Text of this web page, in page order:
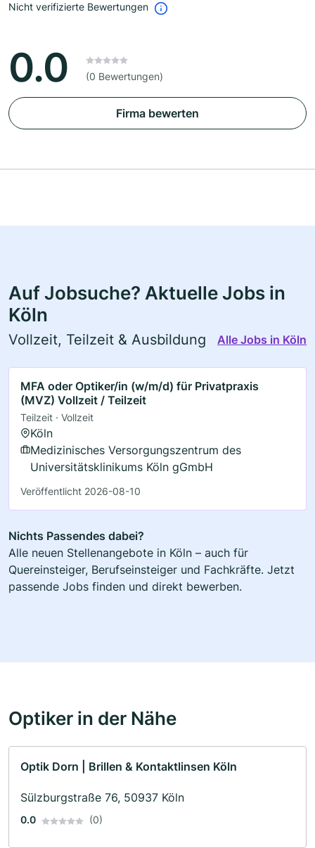
Nicht verifizierte Bewertungen
0.0 (0 Bewertungen)
Firma bewerten
Auf Jobsuche? Aktuelle Jobs in
Köln
Vollzeit, Teilzeit & Ausbildung Alle Jobs in Köln
MFA oder Optiker/in (w/m/d) für Privatpraxis
(MVZ) Vollzeit / Teilzeit
Teilzeit · Vollzeit
Köln
Medizinisches Versorgungszentrum des
Universitätsklinikums Köln gGmbH
Veröffentlicht 2026-08-10
Nichts Passendes dabei?
Alle neuen Stellenangebote in Köln – auch für
Quereinsteiger, Berufseinsteiger und Fachkräfte. Jetzt
passende Jobs finden und direkt bewerben.
Optiker in der Nähe
Optik Dorn | Brillen & Kontaktlinsen Köln
Sülzburgstraße 76, 50937 Köln
0.0 (0)